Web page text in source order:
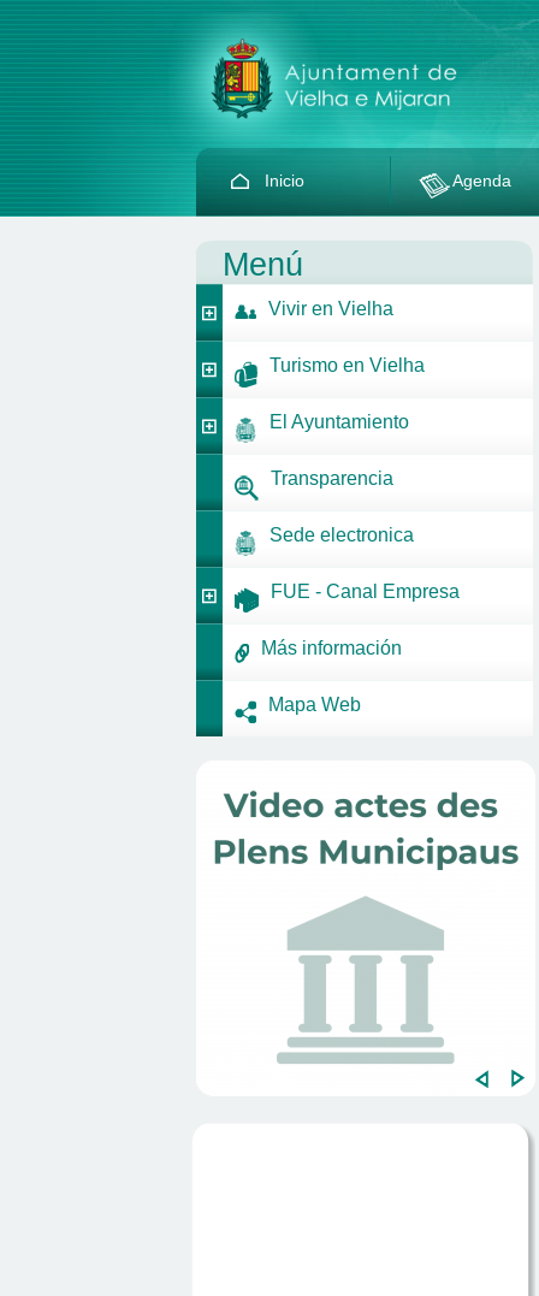
Inicio Agenda
Menú
Vivir en Vielha
Turismo en Vielha
El Ayuntamiento
Transparencia
Sede electronica
FUE - Canal Empresa
Más información
Mapa Web